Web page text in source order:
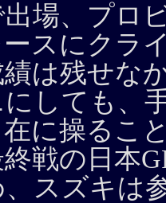
出場、プロ
スにクラ
は残せな
しても、
に操るこ
戦の日本
スズキは